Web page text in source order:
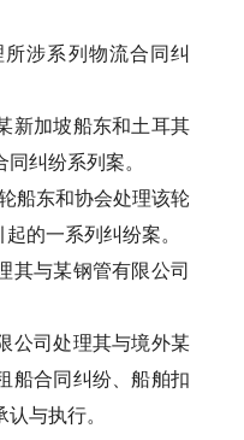
涉系列物流合同纠
新加坡船东和土耳其
纠纷系列案。
船东和协会处理该轮
的一系列纠纷案。
其与某钢管有限公司
公司处理其与境外某
船合同纠纷、船舶扣
与执行。